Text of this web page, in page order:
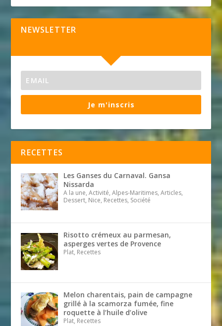
NEWSLETTER
Je m'inscris
RECETTES
Les Ganses du Carnaval. Gansa
Nissarda
A la une, Activité, Alpes-Maritimes, Articles,
Dessert, Nice, Recettes, Société
Risotto crémeux au parmesan,
asperges vertes de Provence
Plat, Recettes
Melon charentais, pain de campagne
grillé à la scamorza fumée, fine
roquette à l’huile d’olive
Plat, Recettes